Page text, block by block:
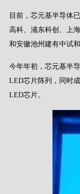
目前，芯元基半导体
高科、浦东科创、上
和安徽池州建有中试和
今年年初，芯元基半
LED芯片阵列，同时
LED芯片。